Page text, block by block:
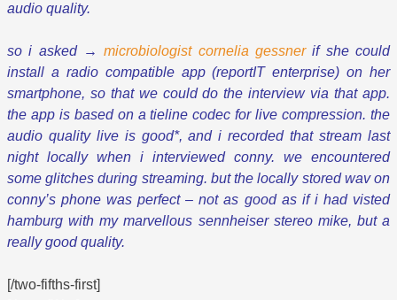
audio quality.
so i asked →microbiologist cornelia gessnerif she could
install a radio compatible app (reportIT enterprise) on her
smartphone, so that we could do the interview via that app.
the app is based on a tieline codec for live compression. the
audio quality live is good*, and i recorded that stream last
night locally when i interviewed conny. we encountered
some glitches during streaming. but the locally stored wav on
conny’s phone was perfect – not as good as if i had visted
hamburg with my marvellous sennheiser stereo mike, but a
really good quality.
[/two-fifths-first]